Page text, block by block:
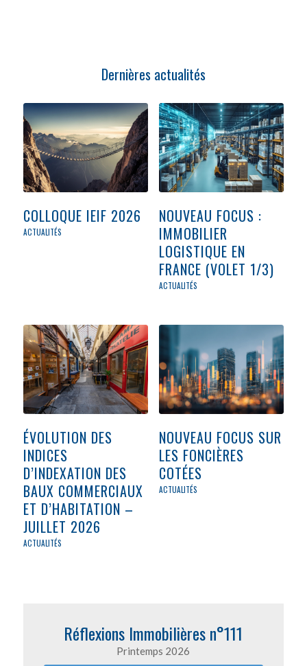
Dernières actualités
COLLOQUE IEIF 2026
ACTUALITÉS
NOUVEAU FOCUS :
IMMOBILIER
LOGISTIQUE EN
FRANCE (VOLET 1/3)
ACTUALITÉS
ÉVOLUTION DES
INDICES
D’INDEXATION DES
BAUX COMMERCIAUX
ET D’HABITATION –
JUILLET 2026
ACTUALITÉS
NOUVEAU FOCUS SUR
LES FONCIÈRES
COTÉES
ACTUALITÉS
Réflexions Immobilières n°111
Printemps 2026